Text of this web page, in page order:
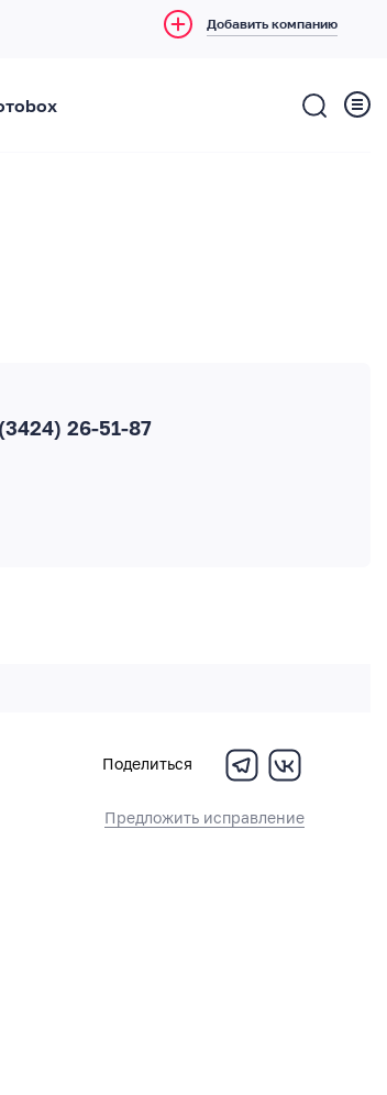
Добавить компанию
26-51-87
Поделиться
Предложить исправление